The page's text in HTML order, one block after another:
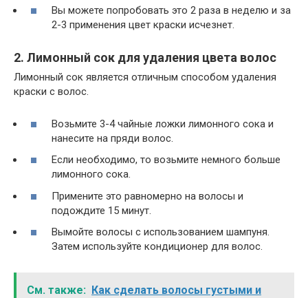
Вы можете попробовать это 2 раза в неделю и за
2-3 применения цвет краски исчезнет.
2. Лимонный сок для удаления цвета волос
Лимонный сок является отличным способом удаления
краски с волос.
Возьмите 3-4 чайные ложки лимонного сока и
нанесите на пряди волос.
Если необходимо, то возьмите немного больше
лимонного сока.
Примените это равномерно на волосы и
подождите 15 минут.
Вымойте волосы с использованием шампуня.
Затем используйте кондиционер для волос.
См. также: Как сделать волосы густыми и